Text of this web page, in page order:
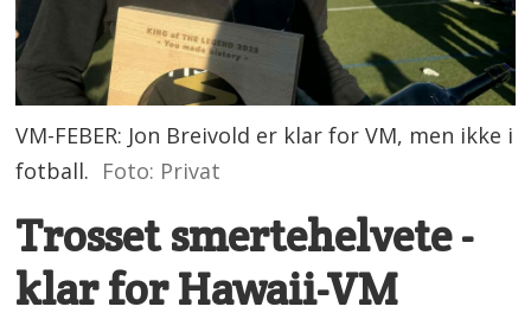
VM-FEBER: Jon Breivold er klar for VM, men ikke i
fotball. Foto: Privat
Trosset smertehelvete -
klar for Hawaii-VM